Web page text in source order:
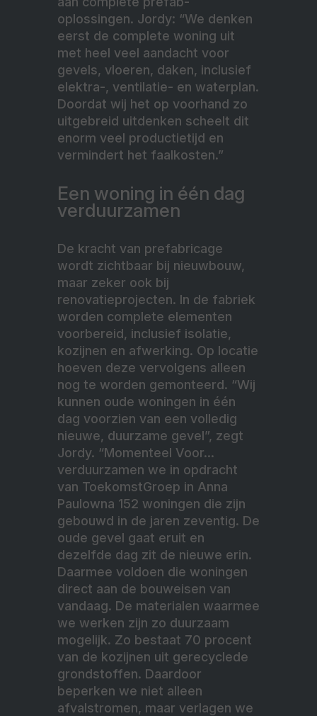
oplossingen. Jordy: “We denken
eerst de complete woning uit
met heel veel aandacht voor
gevels, vloeren, daken, inclusief
elektra-, ventilatie- en waterplan.
Doordat wij het op voorhand zo
uitgebreid uitdenken scheelt dit
enorm veel productietijd en
vermindert het faalkosten.”
Een woning in één dag
verduurzamen
De kracht van prefabricage
wordt zichtbaar bij nieuwbouw,
maar zeker ook bij
renovatieprojecten. In de fabriek
worden complete elementen
voorbereid, inclusief isolatie,
kozijnen en afwerking. Op locatie
hoeven deze vervolgens alleen
nog te worden gemonteerd. “Wij
kunnen oude woningen in één
dag voorzien van een volledig
nieuwe, duurzame gevel”, zegt
Jordy. “Momenteel Voor...
verduurzamen we in opdracht
van ToekomstGroep in Anna
Paulowna 152 woningen die zijn
gebouwd in de jaren zeventig. De
oude gevel gaat eruit en
dezelfde dag zit de nieuwe erin.
Daarmee voldoen die woningen
direct aan de bouweisen van
vandaag. De materialen waarmee
we werken zijn zo duurzaam
mogelijk. Zo bestaat 70 procent
van de kozijnen uit gerecyclede
grondstoffen. Daardoor
beperken we niet alleen
afvalstromen, maar verlagen we